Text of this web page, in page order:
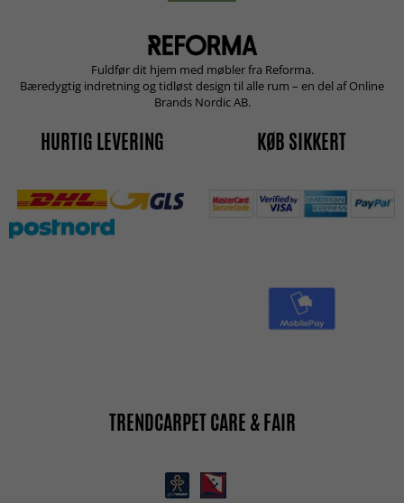
Fuldfør dit hjem med møbler fra Reforma.
Bæredygtig indretning og tidløst design til alle rum – en del af Online
Brands Nordic AB.
HURTIG LEVERING KØB SIKKERT
TRENDCARPET CARE & FAIR